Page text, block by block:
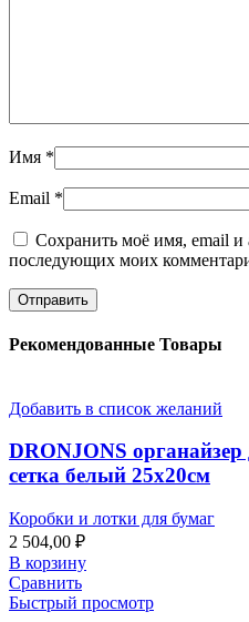
Имя *
Email *
Сохранить моё имя, email и
последующих моих
Рекомендованные Товары
Добавить в список желаний
DRONJONS
сетка белый 25х20см
Коробки и лотки для бумаг
2 504,00 ₽
В корзину
Сравнить
Быстрый просмотр